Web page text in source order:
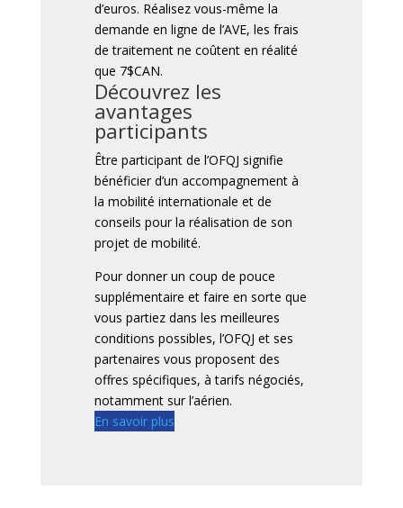
d’euros. Réalisez vous-même la
demande en ligne de l’AVE, les frais
de traitement ne coûtent en réalité
que 7$CAN.
Découvrez les
avantages
participants
Être participant de l’OFQJ signifie
bénéficier d’un accompagnement à
la mobilité internationale et de
conseils pour la réalisation de son
projet de mobilité.
Pour donner un coup de pouce
supplémentaire et faire en sorte que
vous partiez dans les meilleures
conditions possibles, l’OFQJ et ses
partenaires vous proposent des
offres spécifiques, à tarifs négociés,
notamment sur l’aérien.
En savoir plus